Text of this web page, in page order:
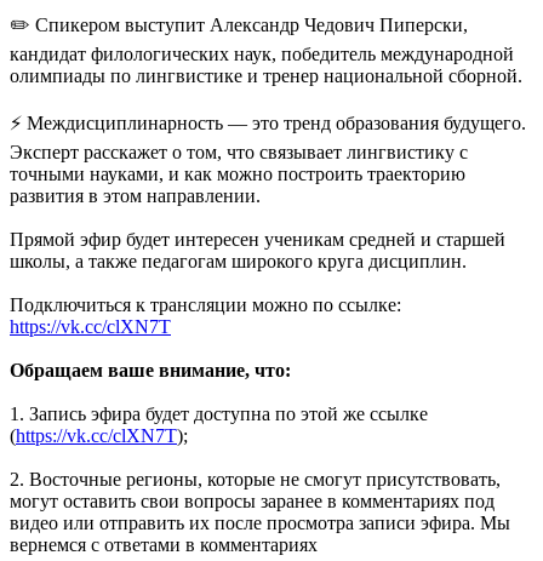
✏️ Спикером выступит Александр Чедович Пиперски,
кандидат филологических наук, победитель международной
олимпиады по лингвистике и тренер национальной сборной.
⚡️ Междисциплинарность — это тренд образования будущего.
Эксперт расскажет о том, что связывает лингвистику с
точными науками, и как можно построить траекторию
развития в этом направлении.
Прямой эфир будет интересен ученикам средней и старшей
школы, а также педагогам широкого круга дисциплин.
Подключиться к трансляции можно по ссылке:
https://vk.cc/clXN7T
Обращаем ваше внимание, что:
1. Запись эфира будет доступна по этой же ссылке
(https://vk.cc/clXN7T);
2. Восточные регионы, которые не смогут присутствовать,
могут оставить свои вопросы заранее в комментариях под
видео или отправить их после просмотра записи эфира. Мы
вернемся с ответами в комментариях